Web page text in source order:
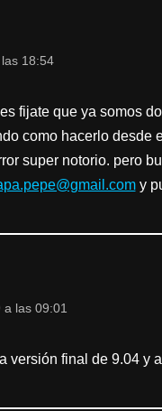
18:54
fijate que ya somos
como hacerlo desde
super notorio. pero
y
las 09:01
versión final de 9.04 y